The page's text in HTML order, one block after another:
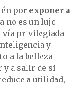
por exponer a
no es un lujo
vía privilegiada
y
a la belleza
y a salir de sí
a utilidad,